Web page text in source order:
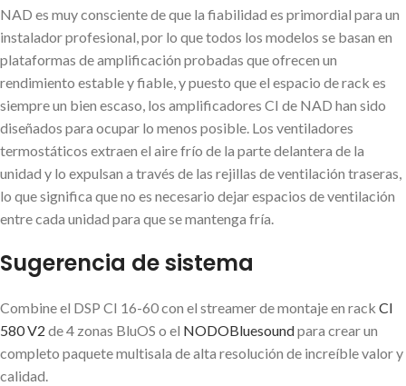
NAD es muy consciente de que la fiabilidad es primordial para un
instalador profesional, por lo que todos los modelos se basan en
plataformas de amplificación probadas que ofrecen un
rendimiento estable y fiable, y puesto que el espacio de rack es
siempre un bien escaso, los amplificadores CI de NAD han sido
diseñados para ocupar lo menos posible. Los ventiladores
termostáticos extraen el aire frío de la parte delantera de la
unidad y lo expulsan a través de las rejillas de ventilación traseras,
lo que significa que no es necesario dejar espacios de ventilación
entre cada unidad para que se mantenga fría.
Sugerencia de sistema
Combine el DSP CI 16-60 con el streamer de montaje en rack CI
580 V2 de 4 zonas BluOS o el NODOBluesoundpara crear un
completo paquete multisala de alta resolución de increíble valor y
calidad.